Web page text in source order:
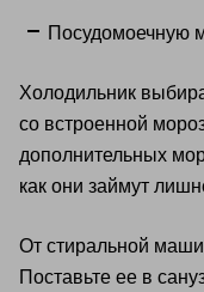
Посудомоечную
Холодильник
со встроенной
дополнительных
как они займут
От стиральной
Поставьте ее в